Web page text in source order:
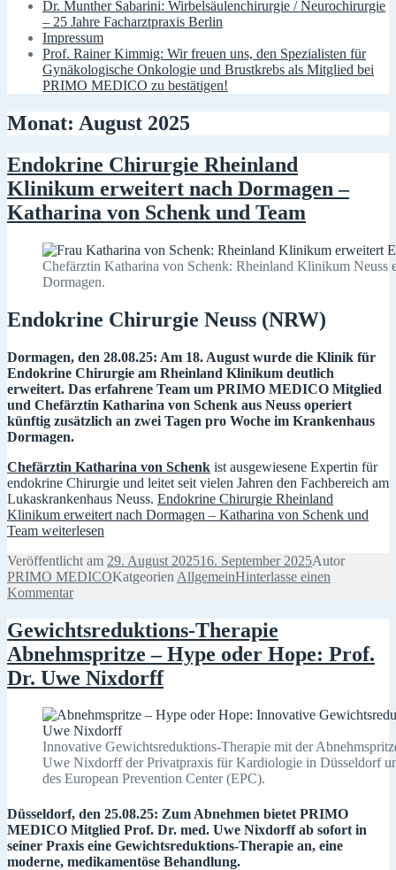
Dr. Munther Sabarini: Wirbelsäulenchirurgie / Neurochirurgie
– 25 Jahre Facharztpraxis Berlin
Impressum
Prof. Rainer Kimmig: Wir freuen uns, den Spezialisten für
Gynäkologische Onkologie und Brustkrebs als Mitglied bei
PRIMO MEDICO zu bestätigen!
Monat: August 2025
Endokrine Chirurgie Rheinland
Klinikum erweitert nach Dormagen –
Katharina von Schenk und Team
Chefärztin Katharina von Schenk: Rheinland Klinikum Neuss
Dormagen.
Endokrine Chirurgie Neuss (NRW)
Dormagen, den 28.08.25: Am 18. August wurde die Klinik für
Endokrine Chirurgie am Rheinland Klinikum deutlich
erweitert. Das erfahrene Team um PRIMO MEDICO Mitglied
und Chefärztin Katharina von Schenk aus Neuss operiert
künftig zusätzlich an zwei Tagen pro Woche im Krankenhaus
Dormagen.
Chefärztin Katharina von Schenk ist ausgewiesene Expertin für
endokrine Chirurgie und leitet seit vielen Jahren den Fachbereich am
Lukaskrankenhaus Neuss. Endokrine Chirurgie Rheinland
Klinikum erweitert nach Dormagen – Katharina von Schenk und
Team weiterlesen
Veröffentlicht am 29. August 202516. September 2025Autor
PRIMO MEDICOKatgeorien AllgemeinHinterlasse einen
Kommentar
Gewichtsreduktions-Therapie
Abnehmspritze – Hype oder Hope: Prof.
Dr. Uwe Nixdorff
Innovative Gewichtsreduktions-Therapie mit der
Uwe Nixdorff der Privatpraxis für Kardiologie in Düsseldorf
des European Prevention Center (EPC).
Düsseldorf, den 25.08.25: Zum Abnehmen bietet PRIMO
MEDICO Mitglied Prof. Dr. med. Uwe Nixdorff ab sofort in
seiner Praxis eine Gewichtsreduktions-Therapie an, eine
moderne, medikamentöse Behandlung.